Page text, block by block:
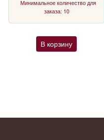
Минимальное количество для
заказа: 10
В корзину